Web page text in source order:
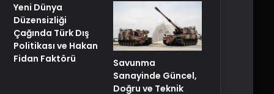
Yeni Dünya
Düzensizliği
Çağında Türk Dış
Politikası ve Hakan
Fidan Faktörü
Savunma
Sanayinde Güncel,
Doğru ve Teknik